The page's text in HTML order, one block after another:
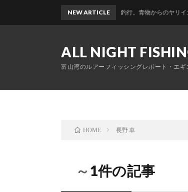
ALL NIGHT
富山湾のルアーフィッシングレポート・エ
NEW ARTICLE
富山帰省釣行。青物からのヤリイカ、メバ
HOME 長野 車
～1件の記事